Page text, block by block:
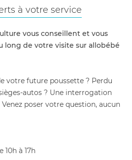
à votre service
vous conseillent et vous
long de votre visite sur allobébé
votre future poussette ? Perdu
autos ? Une interrogation
poser votre question, aucun
10h à 17h